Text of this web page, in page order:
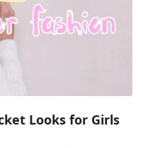
Looks for Girls